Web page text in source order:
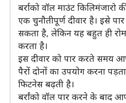
बर्राको वॉल माउंट किलिमंजारो
एक चुनौतीपूर्ण दीवार है। इसे
सकता है, लेकिन यह बहुत ही
करता है।
इस दीवार को पार करते समय
पैरों दोनों का उपयोग करना
फिटनेस बढ़ती है।
बर्रांको वॉल पार करने के बाद